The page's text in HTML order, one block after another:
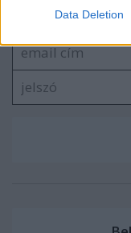
Data Deletion
A hozzászóláshoz